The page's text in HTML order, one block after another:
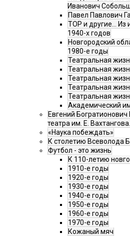
Иванович
Павел Павлович
ТОР и другие… Из
1940-х годов
Новгородский
1980-е годы
Театральная
Театральная
Театральная
Театральная
Театральная
Академический
Евгений
театра им. Е.
«Наука побеждать»
К столетию Всеволода
Футбол - это жизнь
К 110-летию
1910-е годы
1920-е годы
1930-е годы
1940-е годы
1950-е годы
1960-е годы
1970-е годы
Кожаный мяч